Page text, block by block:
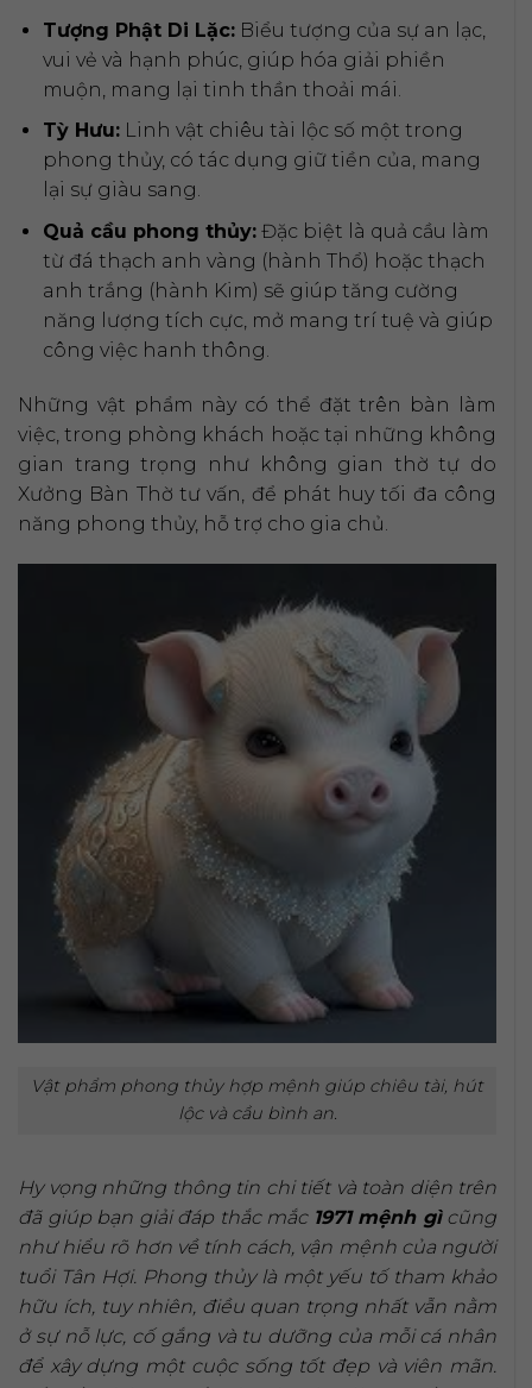
Tượng Phật Di Lặc:Biểu tượng của sự an lạc,
vui vẻ và hạnh phúc, giúp hóa giải phiền
muộn, mang lại tinh thần thoải mái.
Tỳ Hưu:Linh vật chiêu tài lộc số một trong
phong thủy, có tác dụng giữ tiền của, mang
lại sự giàu sang.
Quả cầu phong thủy:Đặc biệt là quả cầu làm
từ đá thạch anh vàng (hành Thổ) hoặc thạch
anh trắng (hành Kim) sẽ giúp tăng cường
năng lượng tích cực, mở mang trí tuệ và giúp
công việc hanh thông.
Những vật phẩm này có thể đặt trên bàn làm
việc, trong phòng khách hoặc tại những không
gian trang trọng như không gian thờ tự do
Xưởng Bàn Thờ tư vấn, để phát huy tối đa công
năng phong thủy, hỗ trợ cho gia chủ.
Vật phẩm phong thủy hợp mệnh giúp chiêu tài, hút
lộc và cầu bình an.
Hy vọng những thông tin chi tiết và toàn diện trên
đã giúp bạn giải đáp thắc mắc 1971 mệnh gìcũng
như hiểu rõ hơn về tính cách, vận mệnh của người
tuổi Tân Hợi. Phong thủy là một yếu tố tham khảo
hữu ích, tuy nhiên, điều quan trọng nhất vẫn nằm
ở sự nỗ lực, cố gắng và tu dưỡng của mỗi cá nhân
để xây dựng một cuộc sống tốt đẹp và viên mãn.